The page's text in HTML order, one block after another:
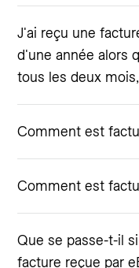
J'ai reçu une
d'une année alors
tous les deux
Comment est
Comment est
Que se passe-t-il
facture reçue par